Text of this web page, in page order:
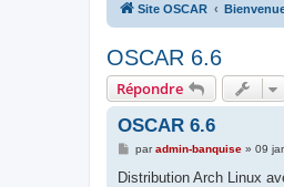
Site OSCAR
OSCAR 6.6
Répondre
OSCAR 6.6
M
s
paradmin-banquise» 09
Distribution Arch Linux